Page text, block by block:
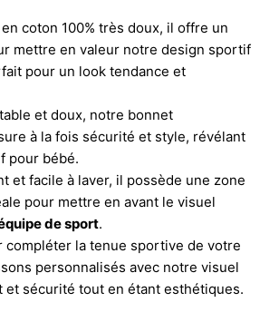
coton 100% très doux, il offre un
mettre en valeur notre design sportif
pour un look tendance et
et doux, notre bonnet
à la fois sécurité et style, révélant
pour bébé.
et facile à laver, il possède une zone
pour mettre en avant le visuel
de sport.
compléter la tenue sportive de votre
personnalisés avec notre visuel
et sécurité tout en étant esthétiques.